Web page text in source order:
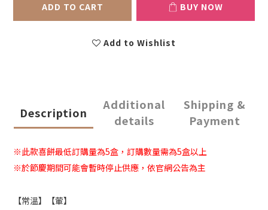
ADD TO CART BUY NOW
Add to Wishlist
Description
Additional
details
Shipping &
Payment
※此款喜餅最低訂購量為5盒，訂購數量需為5盒以上
※於節慶期間可能會暫時停止供應，依官網公告為主
【常溫】【葷】